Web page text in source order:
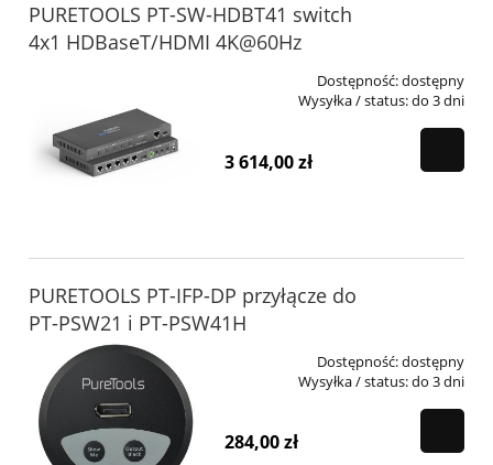
PURETOOLS PT-SW-HDBT41 switch
4x1 HDBaseT/HDMI 4K@60Hz
Dostępność:dostępny
Wysyłka / status:do 3 dni
3 614,00 zł
PURETOOLS PT-IFP-DP przyłącze do
PT-PSW21 i PT-PSW41H
Dostępność:dostępny
Wysyłka / status:do 3 dni
284,00 zł